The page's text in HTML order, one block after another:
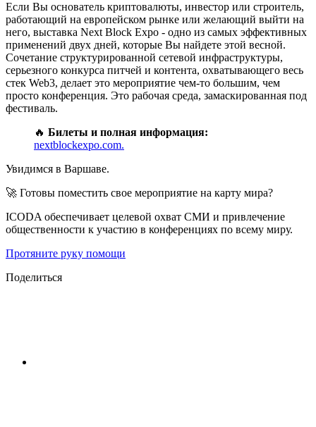
Если Вы основатель криптовалюты, инвестор или строитель,
работающий на европейском рынке или желающий выйти на
него, выставка Next Block Expo - одно из самых эффективных
применений двух дней, которые Вы найдете этой весной.
Сочетание структурированной сетевой инфраструктуры,
серьезного конкурса питчей и контента, охватывающего весь
стек Web3, делает это мероприятие чем-то большим, чем
просто конференция. Это рабочая среда, замаскированная под
фестиваль.
🔥 Билеты и полная информация:
nextblockexpo.com.
Увидимся в Варшаве.
🚀 Готовы поместить свое мероприятие на карту мира?
ICODA обеспечивает целевой охват СМИ и привлечение
общественности к участию в конференциях по всему миру.
Протяните руку помощи
Поделиться